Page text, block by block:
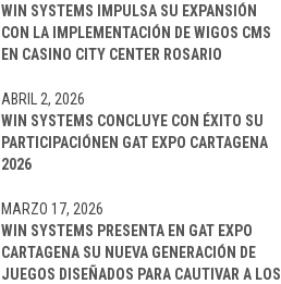
WIN SYSTEMS IMPULSA SU EXPANSIÓN
CON LA IMPLEMENTACIÓN DE WIGOS CMS
EN CASINO CITY CENTER ROSARIO
WIN SYSTEMS CONCLUYE CON ÉXITO SU
PARTICIPACIÓNEN GAT EXPO CARTAGENA
2026
ABRIL 2, 2026
WIN SYSTEMS PRESENTA EN GAT EXPO
CARTAGENA SU NUEVA GENERACIÓN DE
JUEGOS DISEÑADOS PARA CAUTIVAR A LOS
MARZO 17, 2026